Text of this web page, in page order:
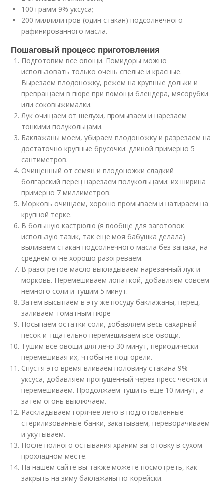
100 грамм 9% уксуса;
200 миллилитров (один стакан) подсолнечного
рафинированного масла.
Пошаговый процесс приготовления
Подготовим все овощи. Помидоры можно
использовать только очень спелые и красные.
Вырезаем плодоножку, режем на крупные дольки и
превращаем в пюре при помощи блендера, мясорубки
или соковыжималки.
Лук очищаем от шелухи, промываем и нарезаем
тонкими полукольцами.
Баклажаны моем, убираем плодоножку и разрезаем на
достаточно крупные брусочки: длиной примерно 5
сантиметров.
Очищенный от семян и плодоножки сладкий
болгарский перец нарезаем полукольцами: их ширина
примерно 7 миллиметров.
Морковь очищаем, хорошо промываем и натираем на
крупной терке.
В большую кастрюлю (я вообще для заготовок
использую тазик, так еще моя бабушка делала)
выливаем стакан подсолнечного масла без запаха, на
среднем огне хорошо разогреваем.
В разогретое масло выкладываем нарезанный лук и
морковь. Перемешиваем лопаткой, добавляем совсем
немного соли и тушим 5 минут.
Затем высыпаем в эту же посуду баклажаны, перец,
заливаем томатным пюре.
Посыпаем остатки соли, добавляем весь сахарный
песок и тщательно перемешиваем все овощи.
Тушим все овощи для лечо 30 минут, периодически
перемешивая их, чтобы не подгорели.
Спустя это время вливаем половину стакана 9%
уксуса, добавляем пропущенный через пресс чеснок и
перемешиваем. Продолжаем тушить еще 10 минут, а
затем огонь выключаем.
Раскладываем горячее лечо в подготовленные
стерилизованные банки, закатываем, переворачиваем
и укутываем.
После полного остывания храним заготовку в сухом
прохладном месте.
На нашем сайте вы также можете посмотреть, как
закрыть на зиму баклажаны по-корейски.